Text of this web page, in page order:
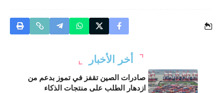
أخر الأخبار
صادرات الصين تقفز في تموز بدعم من
ازدهار الطلب على منتجات الذكاء